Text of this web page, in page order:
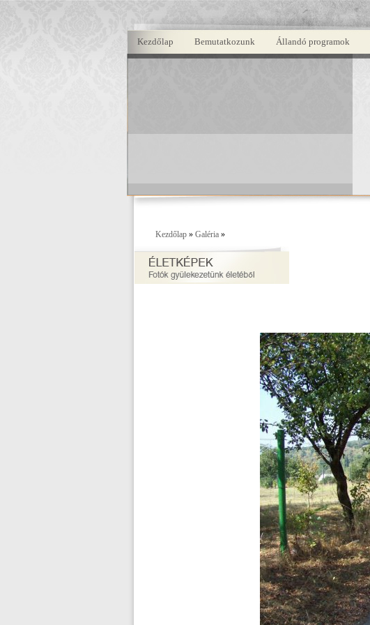
Kezdőlap Bemutatkozunk Állandó programok
Kezdőlap» Galéria»